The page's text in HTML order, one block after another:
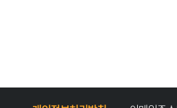
홈페이지 추후 별도 공지 예정